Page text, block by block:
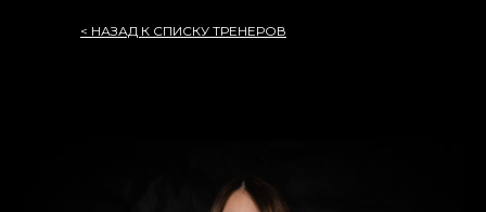
< НАЗАД К СПИСКУ ТРЕНЕРОВ